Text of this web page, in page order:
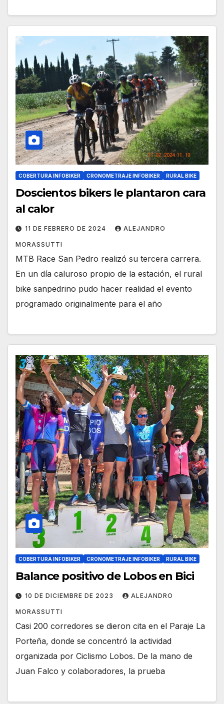
COBERTURA INFOBIKER CRONOMETRAJE INFOBIKER RURAL BIKE
Doscientos bikers le plantaron cara
al calor
11 DE FEBRERO DE 2024 ALEJANDRO
MORASSUTTI
MTB Race San Pedro realizó su tercera carrera.
En un día caluroso propio de la estación, el rural
bike sanpedrino pudo hacer realidad el evento
programado originalmente para el año
COBERTURA INFOBIKER CRONOMETRAJE INFOBIKER RURAL BIKE
Balance positivo de Lobos en Bici
10 DE DICIEMBRE DE 2023 ALEJANDRO
MORASSUTTI
Casi 200 corredores se dieron cita en el Paraje La
Porteña, donde se concentró la actividad
organizada por Ciclismo Lobos. De la mano de
Juan Falco y colaboradores, la prueba